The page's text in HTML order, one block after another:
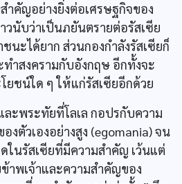
คัญอย่างยิ่งต่อเศรษฐกิจของ
วนับว่าเป็นภยันตรายต่อรัสเซีย
นะได้ยาก ส่วนกองกำลังรัสเซียก็
ำสงครามกับอังกฤษ อีกทั้งจะ
ยชน์ใด ๆ ให้แก่รัสเซียอีกด้วย
ะพระทัยที่โลเล กอปรกับความ
งตัวเองอย่างสูง (egomania) จน
ในรัสเซียที่มีความสำคัญ เว้นแต่
พเจ้าและความสำคัญของ